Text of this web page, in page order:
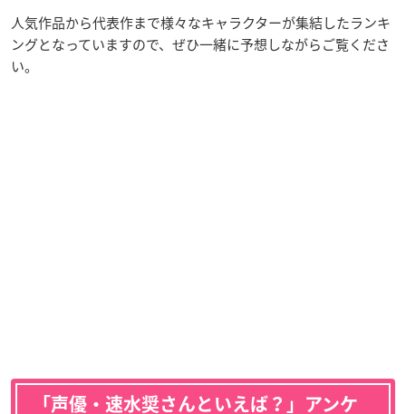
人気作品から代表作まで様々なキャラクターが集結したランキ
ングとなっていますので、ぜひ一緒に予想しながらご覧くださ
い。
「声優・速水奨さんといえば？」アンケ